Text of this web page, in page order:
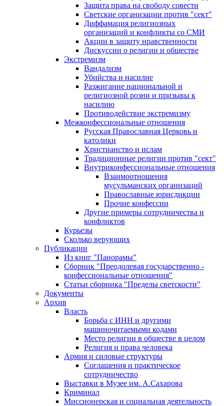
Защита права на свободу совести
Светские организации против "сект"
Диффамация религиозных
организаций и конфликты со СМИ
Акции в защиту нравственности
Дискуссии о религии и обществе
Экстремизм
Вандализм
Убийства и насилие
Разжигание национальной и
религиозной розни и призывы к
насилию
Противодействие экстремизму
Межконфессиональные отношения
Русская Православная Церковь и
католики
Христианство и ислам
Традиционные религии против "сект"
Внутриконфессиональные отношения
Взаимоотношения
мусульманских организаций
Православные юрисдикции
Прочие конфессии
Другие примеры сотрудничества и
конфликтов
Курьезы
Сколько верующих
Публикации
Из книг "Панорамы"
Сборник "Преодолевая государственно -
конфессиональные отношения"
Статьи сборника "Пределы светскости"
Документы
Архив
Власть
Борьба с ИНН и другими
машиночитаемыми кодами
Место религии в обществе в целом
Религия и права человека
Армия и силовые структуры
Соглашения и практическое
сотрудничество
Выставки в Музее им. А.Сахарова
Криминал
Миссионерская и социальная деятельность